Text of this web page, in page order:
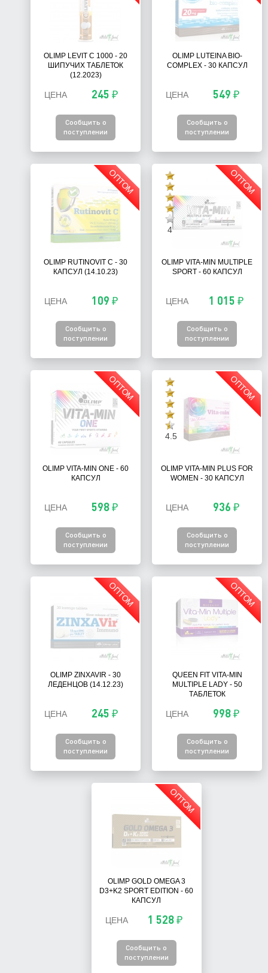
OLIMP LEVIT C 1000 - 20
ШИПУЧИХ ТАБЛЕТОК
(12.2023)
ЦЕНА 245 ₽
Сообщить о
поступлении
OLIMP LUTEINA BIO-
COMPLEX - 30 КАПСУЛ
ЦЕНА 549 ₽
Сообщить о
поступлении
ОПТОМ
OLIMP RUTINOVIT C - 30
КАПСУЛ (14.10.23)
ЦЕНА 109 ₽
Сообщить о
поступлении
ОПТОМ
4
OLIMP VITA-MIN MULTIPLE
SPORT - 60 КАПСУЛ
ЦЕНА 1 015 ₽
Сообщить о
поступлении
ОПТОМ
OLIMP VITA-MIN ONE - 60
КАПСУЛ
ЦЕНА 598 ₽
Сообщить о
поступлении
ОПТОМ
4.5
OLIMP VITA-MIN PLUS FOR
WOMEN - 30 КАПСУЛ
ЦЕНА 936 ₽
Сообщить о
поступлении
ОПТОМ
OLIMP ZINXAVIR - 30
ЛЕДЕНЦОВ (14.12.23)
ЦЕНА 245 ₽
Сообщить о
поступлении
ОПТОМ
QUEEN FIT VITA-MIN
MULTIPLE LADY - 50
ТАБЛЕТОК
ЦЕНА 998 ₽
Сообщить о
поступлении
ОПТОМ
OLIMP GOLD OMEGA 3
D3+K2 SPORT EDITION - 60
КАПСУЛ
ЦЕНА 1 528 ₽
Сообщить о
поступлении